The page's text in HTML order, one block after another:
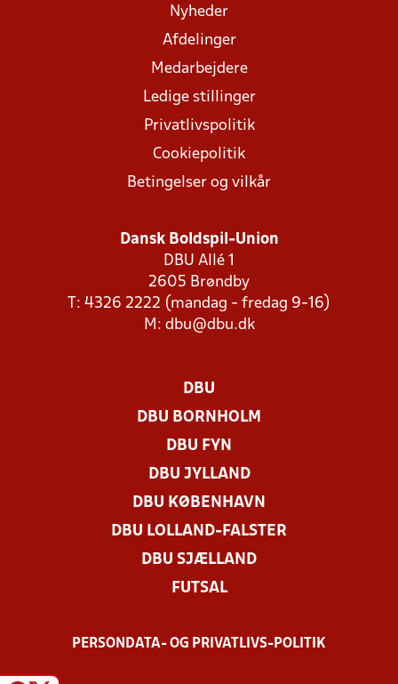
Nyheder
Afdelinger
Medarbejdere
Ledige stillinger
Privatlivspolitik
Cookiepolitik
Betingelser og vilkår
Dansk Boldspil-Union
DBU Allé 1
2605 Brøndby
T: 4326 2222 (mandag - fredag 9-16)
M: dbu@dbu.dk
DBU
DBU BORNHOLM
DBU FYN
DBU JYLLAND
DBU KØBENHAVN
DBU LOLLAND-FALSTER
DBU SJÆLLAND
FUTSAL
PERSONDATA- OG PRIVATLIVS-POLITIK